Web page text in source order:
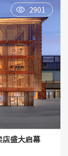
2901
店盛大启幕